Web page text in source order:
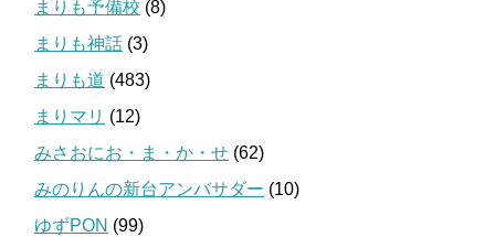
まりも予備校 (8)
まりも神話 (3)
まりも道 (483)
まりマリ (12)
みさおにお・ま・か・せ (62)
みのりんの新台アンバサダー (10)
ゆずPON (99)